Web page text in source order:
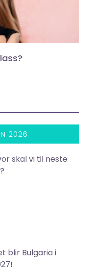
2026
skal vi til neste
blir Bulgaria i